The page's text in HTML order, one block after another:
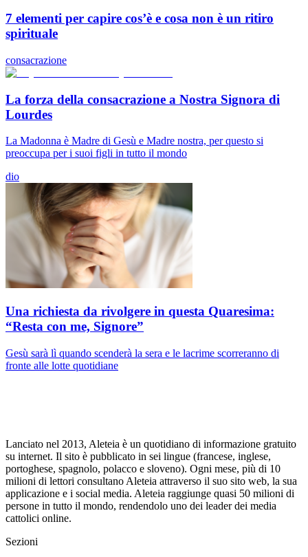
7 elementi per capire cos’è e cosa non è un ritiro
spirituale
consacrazione
La forza della consacrazione a Nostra Signora di
Lourdes
La Madonna è Madre di Gesù e Madre nostra, per questo si
preoccupa per i suoi figli in tutto il mondo
dio
Una richiesta da rivolgere in questa Quaresima:
“Resta con me, Signore”
Gesù sarà lì quando scenderà la sera e le lacrime scorreranno di
fronte alle lotte quotidiane
Lanciato nel 2013, Aleteia è un quotidiano di informazione gratuito
su internet. Il sito è pubblicato in sei lingue (francese, inglese,
portoghese, spagnolo, polacco e sloveno). Ogni mese, più di 10
milioni di lettori consultano Aleteia attraverso il suo sito web, la sua
applicazione e i social media. Aleteia raggiunge quasi 50 milioni di
persone in tutto il mondo, rendendolo uno dei leader dei media
cattolici online.
Sezioni